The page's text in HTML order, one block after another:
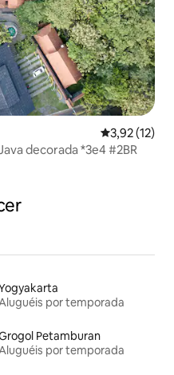
3,92 de uma
3,92 (12)
decorada *3e4 #2BR
por temporada
Petamburan
por temporada